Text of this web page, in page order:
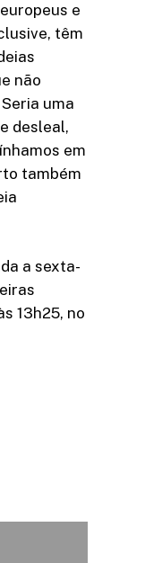
e
têm
não
uma
desleal,
em
também
a sexta-
13h25, no